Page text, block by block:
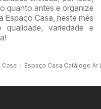
quanto antes e organize
Espaço Casa, neste mês
variedade e
Casa Espaço Casa Catálogo Ar